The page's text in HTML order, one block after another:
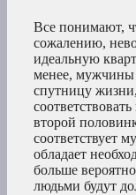
Все понимают,
сожалению,
идеальную
менее, мужчины
спутницу
второй
соответствует
обладает
больше
людьми будут